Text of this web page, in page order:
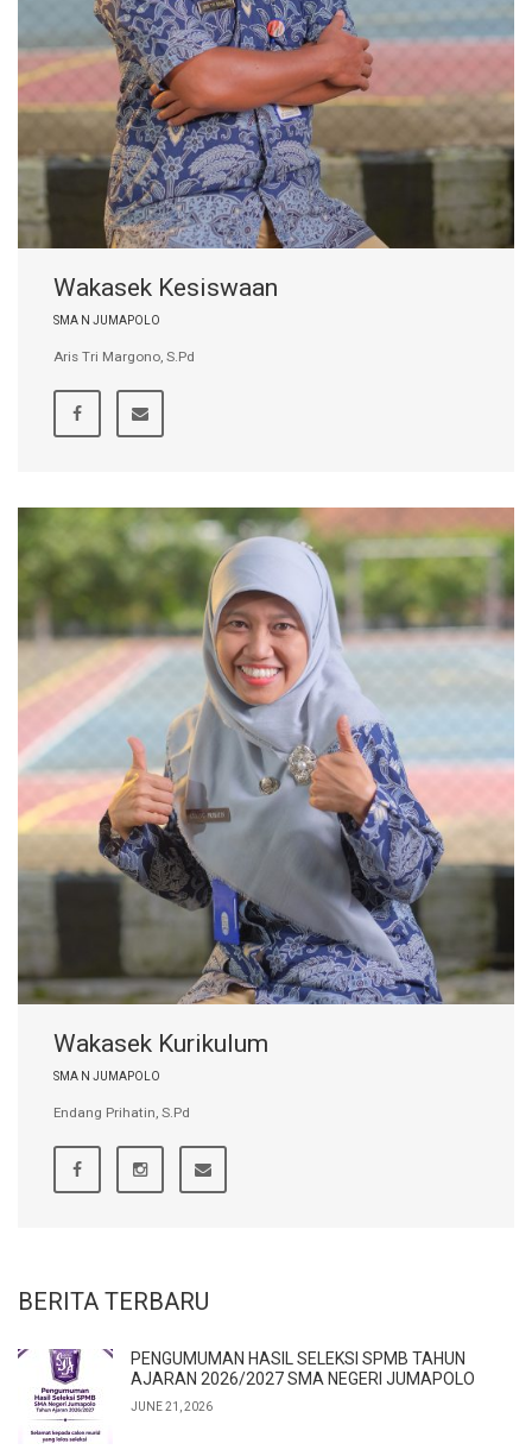
Wakasek Kesiswaan
SMA N JUMAPOLO
Aris Tri Margono, S.Pd
Wakasek Kurikulum
SMA N JUMAPOLO
Endang Prihatin, S.Pd
BERITA TERBARU
PENGUMUMAN HASIL SELEKSI SPMB TAHUN
AJARAN 2026/2027 SMA NEGERI JUMAPOLO
JUNE 21, 2026